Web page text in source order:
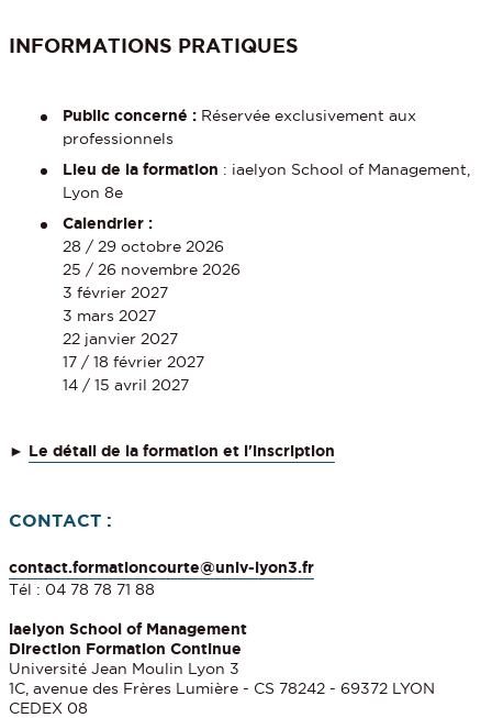
INFORMATIONS PRATIQUES
Public concerné : Réservée exclusivement aux
professionnels
Lieu de la formation : iaelyon School of Management,
Lyon 8e
Calendrier :
28 / 29 octobre 2026
25 / 26 novembre 2026
3 février 2027
3 mars 2027
22 janvier 2027
17 / 18 février 2027
14 / 15 avril 2027
► Le détail de la formation et l'inscription
CONTACT :
contact.formationcourte@univ-lyon3.fr
Tél : 04 78 78 71 88
iaelyon School of Management
Direction Formation Continue
Université Jean Moulin Lyon 3
1C, avenue des Frères Lumière - CS 78242 - 69372 LYON
CEDEX 08